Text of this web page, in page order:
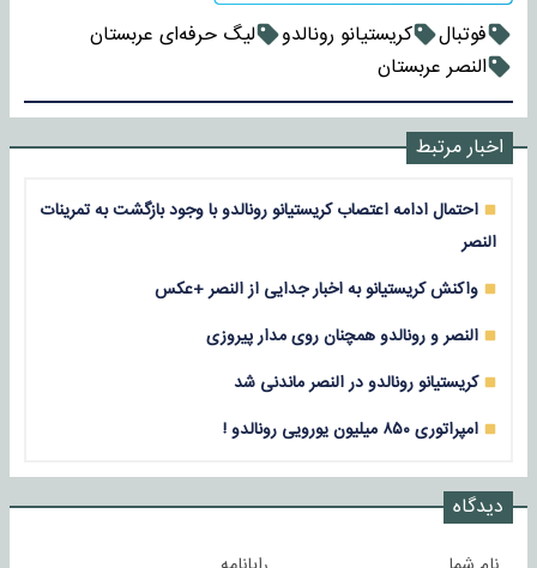
فوتبال کریستیانو رونالدو
لیگ حرفه‌ای عربستان
النصر عربستان
اخبار مرتبط
احتمال ادامه اعتصاب کریستیانو رونالدو با وجود بازگشت به تمرینات
النصر
واکنش کریستیانو به اخبار جدایی از النصر +عکس
النصر و رونالدو همچنان روی مدار پیروزی
کریستیانو رونالدو در النصر ماندنی شد
امپراتوری ۸۵۰ میلیون یورویی رونالدو !
دیدگاه